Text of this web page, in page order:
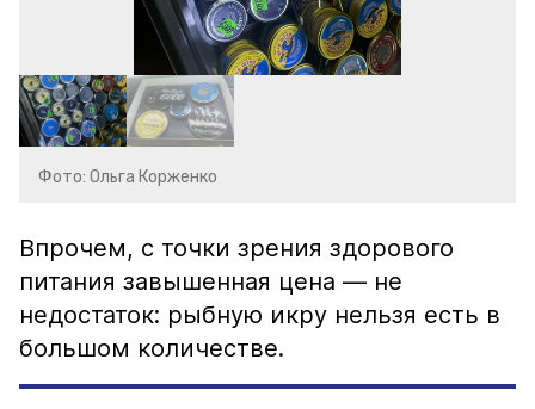
Фото: Ольга Корженко
Впрочем, с точки зрения здорового
питания завышенная цена — не
недостаток: рыбную икру нельзя есть в
большом количестве.